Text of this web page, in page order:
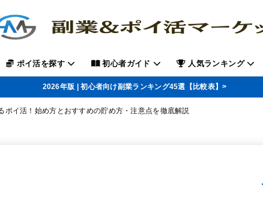
ポイ活を探す 初心者ガイド 人気ランキング
2026年版 | 初心者向け副業ランキング45選【比較表】>
ポイ活！始め方とおすすめの貯め方・注意点を徹底解説